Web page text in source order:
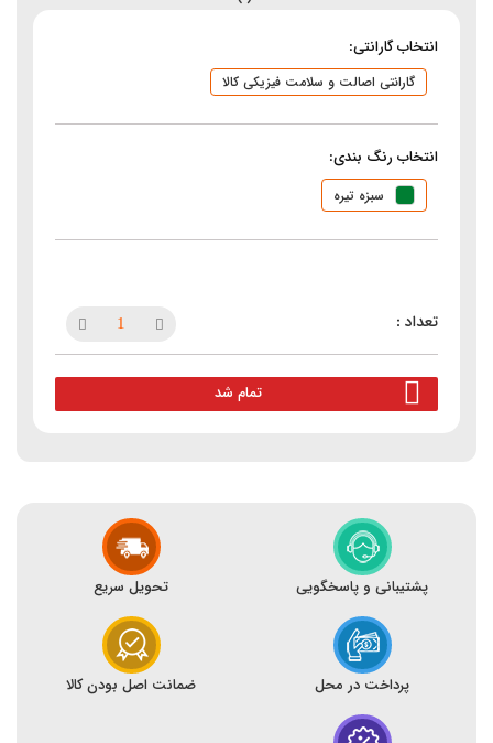
انتخاب گارانتی:
گارانتی اصالت و سلامت فیزیکی کالا
انتخاب رنگ بندی:
سبزه تیره
تمام شد
پشتیبانی و پاسخگویی تحویل سریع
پرداخت در محل ضمانت اصل بودن کالا